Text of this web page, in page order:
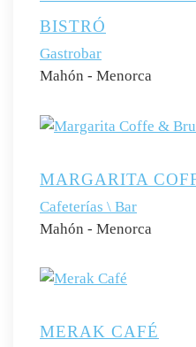
BISTRÓ
Gastrobar
Mahón - Menorca
MARGARITA
Cafeterías \ Bar
Mahón - Menorca
MERAK CAFÉ